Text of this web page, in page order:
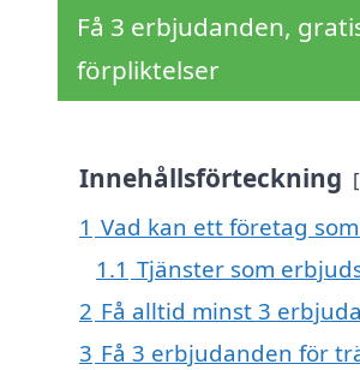
Få 3 erbjudanden,
förpliktelser
Innehållsförteckning
1 Vad kan ett företag
1.1 Tjänster som
2 Få alltid minst 3
3 Få 3 erbjudanden för